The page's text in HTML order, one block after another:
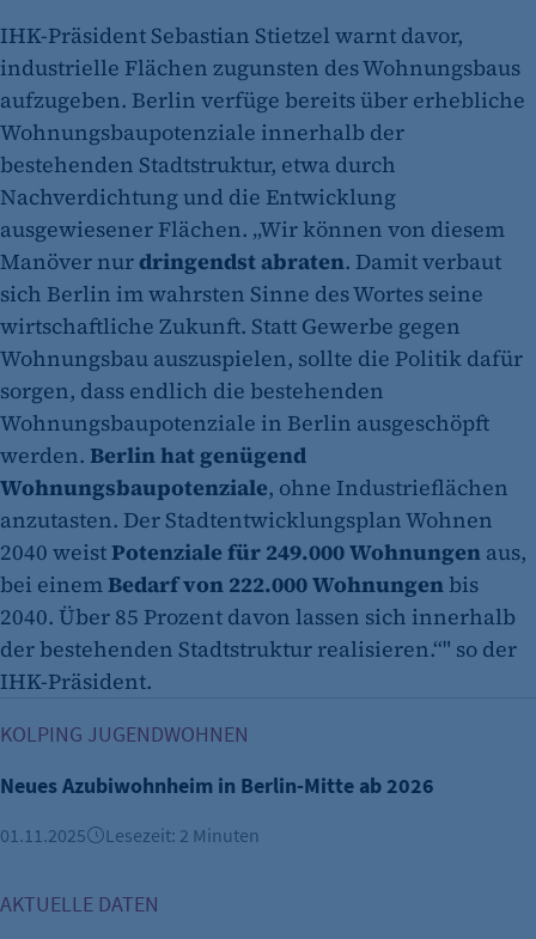
IHK-Präsident Sebastian Stietzel warnt davor,
industrielle Flächen zugunsten des Wohnungsbaus
aufzugeben. Berlin verfüge bereits über erhebliche
Wohnungsbaupotenziale innerhalb der
bestehenden Stadtstruktur, etwa durch
Nachverdichtung und die Entwicklung
ausgewiesener Flächen. „Wir können von diesem
Manöver nurdringendst abraten. Damit verbaut
sich Berlin im wahrsten Sinne des Wortes seine
wirtschaftliche Zukunft. Statt Gewerbe gegen
Wohnungsbau auszuspielen, sollte die Politik dafür
sorgen, dass endlich die bestehenden
Wohnungsbaupotenziale in Berlin ausgeschöpft
werden. Berlin hat genügend
Wohnungsbaupotenziale, ohne Industrieflächen
anzutasten. Der Stadtentwicklungsplan Wohnen
2040 weistPotenziale für 249.000 Wohnungen aus,
bei einemBedarf von 222.000 Wohnungen bis
2040. Über 85 Prozent davon lassen sich innerhalb
der bestehenden Stadtstruktur realisieren.“" so der
IHK-Präsident.
KOLPING JUGENDWOHNEN
Neues Azubiwohnheim in Berlin-Mitte ab 2026
01.11.2025 Lesezeit: 2 Minuten
AKTUELLE DATEN